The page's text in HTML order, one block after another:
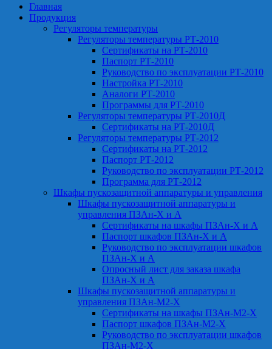
Главная
Продукция
Регуляторы температуры
Регуляторы температуры РТ-2010
Сертификаты на РТ-2010
Паспорт РТ-2010
Руководство по эксплуатации РТ-2010
Настройка РТ-2010
Аналоги РТ-2010
Программы для РТ-2010
Регуляторы температуры РТ-2010Д
Сертификаты на РТ-2010Д
Регуляторы температуры РТ-2012
Сертификаты на РТ-2012
Паспорт РТ-2012
Руководство по эксплуатации РТ-2012
Программа для РТ-2012
Шкафы пускозащитной аппаратуры и управления
Шкафы пускозащитной аппаратуры и
управления ПЗАн-Х и А
Сертификаты на шкафы ПЗАн-Х и А
Паспорт шкафов ПЗАн-Х и А
Руководство по эксплуатации шкафов
ПЗАн-Х и А
Опросный лист для заказа шкафа
ПЗАн-Х и А
Шкафы пускозащитной аппаратуры и
управления ПЗАн-М2-Х
Сертификаты на шкафы ПЗАн-М2-Х
Паспорт шкафов ПЗАн-М2-Х
Руководство по эксплуатации шкафов
ПЗАн-М2-Х